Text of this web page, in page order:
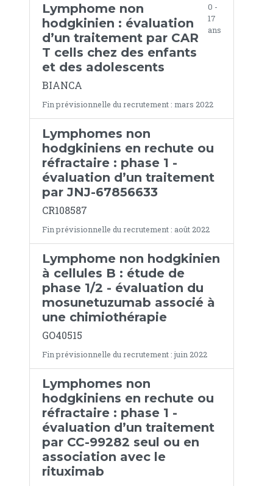
Lymphome non
hodgkinien : évaluation
d’un traitement par CAR
T cells chez des enfants
et des adolescents
0 -
17
ans
BIANCA
Fin prévisionnelle du recrutement : mars 2022
Lymphomes non
hodgkiniens en rechute ou
réfractaire : phase 1 -
évaluation d’un traitement
par JNJ-67856633
CR108587
Fin prévisionnelle du recrutement : août 2022
Lymphome non hodgkinien
à cellules B : étude de
phase 1/2 - évaluation du
mosunetuzumab associé à
une chimiothérapie
GO40515
Fin prévisionnelle du recrutement : juin 2022
Lymphomes non
hodgkiniens en rechute ou
réfractaire : phase 1 -
évaluation d’un traitement
par CC-99282 seul ou en
association avec le
rituximab